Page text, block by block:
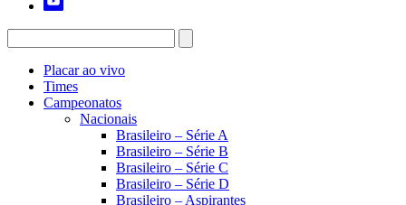
Placar ao vivo
Times
Campeonatos
Nacionais
Brasileiro – Série A
Brasileiro – Série B
Brasileiro – Série C
Brasileiro – Série D
Brasileiro – Aspirantes